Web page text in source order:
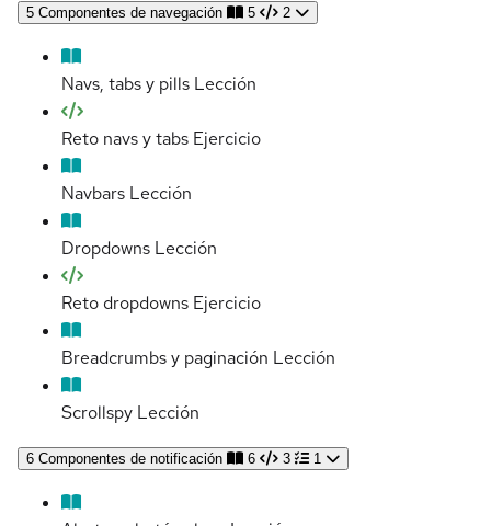
5 Componentes de navegación 5 2
Navs, tabs y pills Lección
Reto navs y tabs Ejercicio
Navbars Lección
Dropdowns Lección
Reto dropdowns Ejercicio
Breadcrumbs y paginación Lección
Scrollspy Lección
6 Componentes de notificación 6 3 1